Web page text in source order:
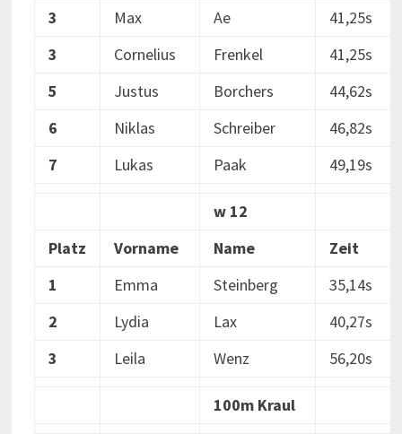
3
Max Ae
41,25s
3
Cornelius Frenkel
41,25s
5
Justus Borchers
44,62s
6
Niklas Schreiber
46,82s
7
Lukas Paak 49,19s
w 12
Platz
Vorname Name
Zeit
1
Emma Steinberg
35,14s
2
Lydia Lax
40,27s
3
Leila Wenz 56,20s
100m Kraul